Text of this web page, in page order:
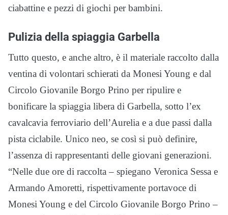
ciabattine e pezzi di giochi per bambini.
Pulizia della spiaggia Garbella
Tutto questo, e anche altro, è il materiale raccolto dalla
ventina di volontari schierati da Monesi Young e dal
Circolo Giovanile Borgo Prino per ripulire e
bonificare la spiaggia libera di Garbella, sotto l’ex
cavalcavia ferroviario dell’Aurelia e a due passi dalla
pista ciclabile. Unico neo, se così si può definire,
l’assenza di rappresentanti delle giovani generazioni.
“Nelle due ore di raccolta – spiegano Veronica Sessa e
Armando Amoretti, rispettivamente portavoce di
Monesi Young e del Circolo Giovanile Borgo Prino –